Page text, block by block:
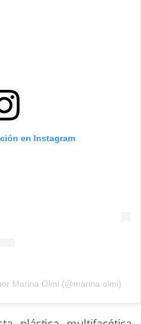
en Instagram
Marina Olmi (@marina.olmi)